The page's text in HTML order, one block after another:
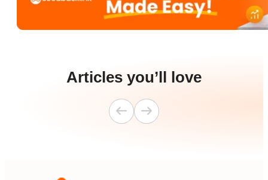
Articles you’ll love